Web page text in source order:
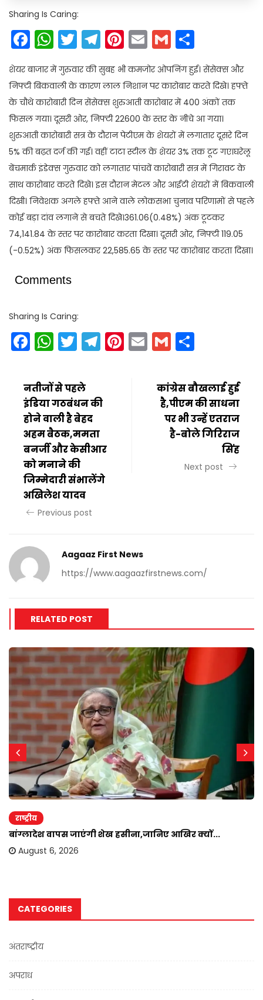
Sharing Is Caring:
Facebook
WhatsApp
Twitter
Telegram
Pinterest
EmailGmail
शेयर बाजार में गुरुवार की सुबह भी कमजोर ओपनिंग हुई। सेंसेक्स और
निफ्टी बिकवाली के कारण लाल निशान पर कारोबार करते दिखे। हफ्ते
के चौथे कारोबारी दिन सेंसेक्स शुरुआती कारोबार में 400 अंकों तक
फिसल गया। दूसरी ओर, निफ्टी 22600 के स्तर के नीचे आ गया।
शुरुआती कारोबारी सत्र के दौरान पेटीएम के शेयरों में लगातार दूसरे दिन
5% की बढ़त दर्ज की गई। वहीं टाटा स्टील के शेयर 3% तक टूट गए।घरेलू
बेंचमार्क इंडेक्स गुरुवार को लगातार पांचवें कारोबारी सत्र में गिरावट के
साथ कारोबार करते दिखे। इस दौरान मेटल और आईटी शेयरों में बिकवाली
दिखी। निवेशक अगले हफ्ते आने वाले लोकसभा चुनाव परिणामों से पहले
कोई बड़ा दांव लगाने से बचते दिखे।361.06(0.48%) अंक टूटकर
74,141.84 के स्तर पर कारोबार करता दिखा। दूसरी ओर, निफ्टी 119.05
(-0.52%) अंक फिसलकर 22,585.65 के स्तर पर कारोबार करता दिखा।
Comments
Sharing Is Caring:
Facebook
WhatsApp
Twitter
Telegram
Pinterest
EmailGmail
नतीजों से पहले
इंडिया गठबंधन की
होने वाली है बेहद
अहम बैठक,ममता
बनर्जी और केसीआर
को मनाने की
जिम्मेदारी संभालेंगे
अखिलेश यादव
Previous post
कांग्रेस बौखलाई हुई
है,पीएम की साधना
पर भी उन्हें एतराज
है-बोले गिरिराज
सिंह
Next post
Aagaaz First News
https://www.aagaazfirstnews.com/
RELATED POST
राष्ट्रीय
बांग्लादेश वापस जाएंगी शेख हसीना,जानिए आखिर क्यों...
August 6, 2026
CATEGORIES
अंतराष्ट्रीय
अपराध